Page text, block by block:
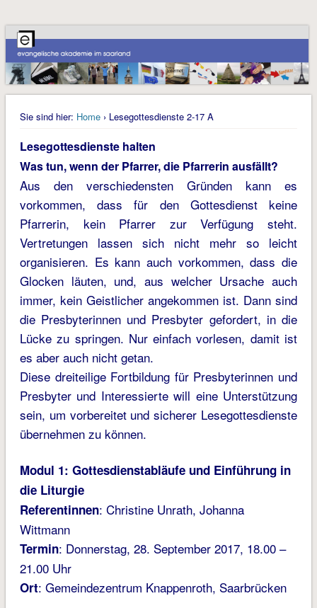
Sie sind hier: Home› Lesegottesdienste 2-17 A
Lesegottesdienste halten
Was tun, wenn der Pfarrer, die Pfarrerin ausfällt?
Aus den verschiedensten Gründen kann es
vorkommen, dass für den Gottesdienst keine
Pfarrerin, kein Pfarrer zur Verfügung steht.
Vertretungen lassen sich nicht mehr so leicht
organisieren. Es kann auch vorkommen, dass die
Glocken läuten, und, aus welcher Ursache auch
immer, kein Geistlicher angekommen ist. Dann sind
die Presbyterinnen und Presbyter gefordert, in die
Lücke zu springen. Nur einfach vorlesen, damit ist
es aber auch nicht getan.
Diese dreiteilige Fortbildung für Presbyterinnen und
Presbyter und Interessierte will eine Unterstützung
sein, um vorbereitet und sicherer Lesegottesdienste
übernehmen zu können.
Modul 1: Gottesdienstabläufe und Einführung in
die Liturgie
Referentinnen: Christine Unrath, Johanna
Wittmann
Termin: Donnerstag, 28. September 2017, 18.00 –
21.00 Uhr
Ort: Gemeindezentrum Knappenroth, Saarbrücken